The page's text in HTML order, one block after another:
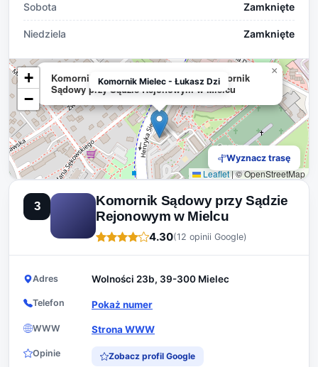
Sobota Zamknięte
Niedziela Zamknięte
Komornik Mielec - Łukasz Dziuban Komornik
Sądowy przy Sądzie Rejonowym w Mielcu
×
+
−
Leaflet|© OpenStreetMap
Komornik Mielec - Łukasz Dzi
Wyznacz trasę
3
Komornik Sądowy przy Sądzie
Rejonowym w Mielcu
4.30(12 opinii Google)
Adres Wolności 23b, 39-300 Mielec
Telefon Pokaż numer
WWW Strona WWW
Opinie Zobacz profil Google